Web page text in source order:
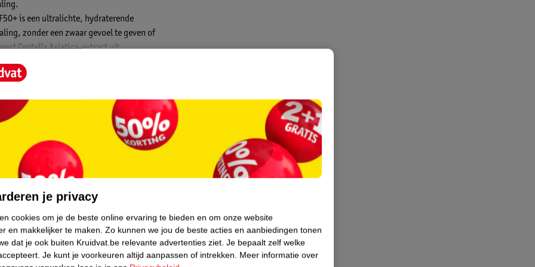
is een ultralichte, hydraterende
zonder een zwaar gevoel te geven of
Centella Asiatica-extract uit
te kalmeren en intensief te hydrateren.
Perfect voor alle huidtypes, vooral voor
je privacy
cookies om je de beste online ervaring te bieden en om onze website
en makkelijker te maken. Zo kunnen we jou de beste acties en aanbiedingen tonen
dat je ook buiten Kruidvat.be relevante advertenties ziet. Je bepaalt zelf welke
Je kunt je voorkeuren altijd aanpassen of intrekken. Meer informatie over